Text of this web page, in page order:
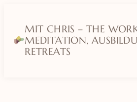
MIT CHRIS – THE
MEDITATION,
RETREATS